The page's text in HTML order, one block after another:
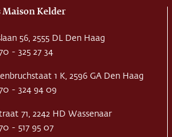
Maison Kelder
56, 2555 DL Den Haag
- 325 27 34
1 K, 2596 GA Den Haag
- 324 94 09
71, 2242 HD Wassenaar
- 517 95 07